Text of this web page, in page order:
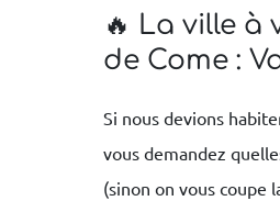
🔥 La ville à
de Come :
Si nous devions
vous demandez
(sinon on vous coupe